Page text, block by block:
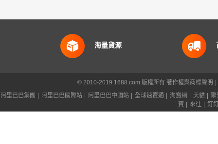
海量貨源
© 2010-2019 1688.com 版權所有 著作權與商標聲明
阿里巴巴集團
阿里巴巴國際站 阿里巴巴中國站 全球速賣通 淘寶網 天貓
聚
寶
來往 釘